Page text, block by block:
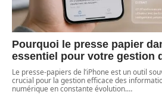
Pourquoi le presse papier
essentiel pour votre gestion
Le presse-papiers de l’iPhone est un outil
crucial pour la gestion efficace des
numérique en constante évolution.…